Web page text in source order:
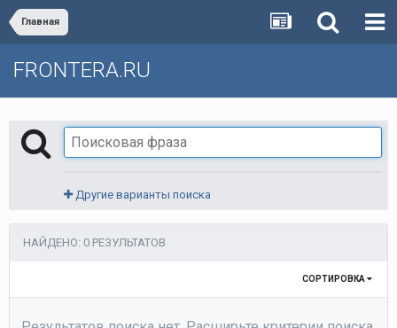
Главная
FRONTERA.RU
Другие варианты поиска
НАЙДЕНО: 0 РЕЗУЛЬТАТОВ
СОРТИРОВКА